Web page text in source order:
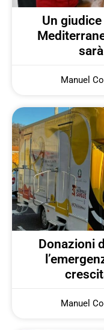
Un
Manuel
Donazioni
Manuel